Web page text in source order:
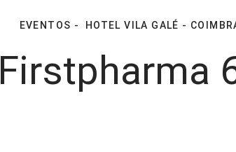
EVENTOS HOTEL VILA GALÉ -
Firstpharma